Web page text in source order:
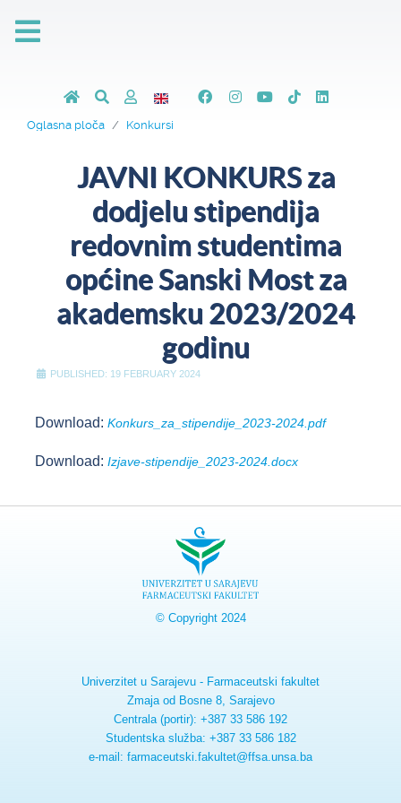
Oglasna ploča Konkursi
JAVNI KONKURS za
dodjelu stipendija
redovnim studentima
općine Sanski Most za
akademsku 2023/2024
godinu
PUBLISHED: 19 FEBRUARY 2024
Download: Konkurs_za_stipendije_2023-2024.pdf
Download: Izjave-stipendije_2023-2024.docx
© Copyright 2024
Univerzitet u Sarajevu - Farmaceutski fakultet
Zmaja od Bosne 8, Sarajevo
Centrala (portir): +387 33 586 192
Studentska služba: +387 33 586 182
e-mail: farmaceutski.fakultet@ffsa.unsa.ba